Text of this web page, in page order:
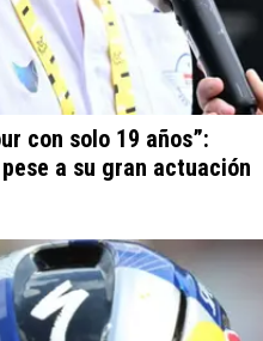
con solo 19 años”:
a su gran actuación